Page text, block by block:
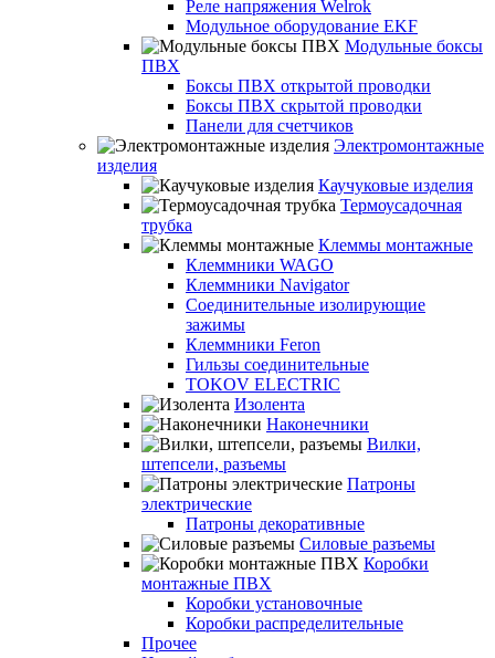
Реле напряжения Welrok
Модульное оборудование EKF
Модульные боксы
ПВХ
Боксы ПВХ открытой проводки
Боксы ПВХ скрытой проводки
Панели для счетчиков
Электромонтажные
изделия
Каучуковые изделия
Термоусадочная
трубка
Клеммы монтажные
Клеммники WAGO
Клеммники Navigator
Соединительные изолирующие
зажимы
Клеммники Feron
Гильзы соединительные
TOKOV ELECTRIC
Изолента
Наконечники
Вилки,
штепсели, разъемы
Патроны
электрические
Патроны декоративные
Силовые разъемы
Коробки
монтажные ПВХ
Коробки установочные
Коробки распределительные
Прочее